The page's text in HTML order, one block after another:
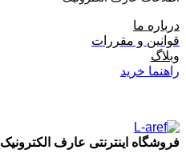
درباره ما
قوانین و مقررات
وبلاگ
راهنما خرید
فروشگاه اینترنتی عارف الکترونیک